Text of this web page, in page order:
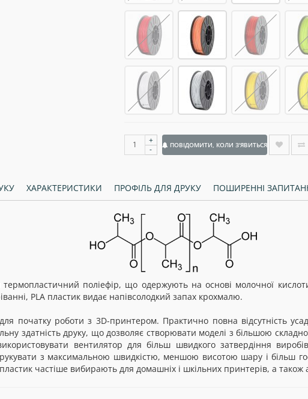
+
-
ПОВІДОМИТИ, КОЛИ З'ЯВИТЬСЯ
ХАРАКТЕРИСТИКИ ПРОФІЛЬ ДЛЯ ДРУКУ ПОШИРЕННІ
термопластичний поліефір, що одержують на основі молочної
PLA пластик видає напівсолодкий запах крохмалю.
початку роботи з 3D-принтером. Практично повна відсутність
здатність друку, що дозволяє створювати моделі з більшою
вентилятор для більш швидкого затвердіння
з максимальною швидкістю, меншою висотою шару і більш
частіше вибирають для домашніх і шкільних принтерів, а також